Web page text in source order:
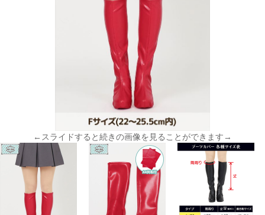
←スライドすると続きの画像を見ることができます→